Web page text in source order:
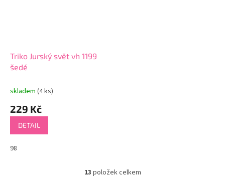
Triko Jurský svět vh 1199
šedé
skladem (4 ks)
229 Kč
DETAIL
98
O
13 položek celkem